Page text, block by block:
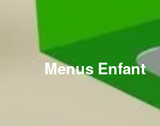
Menus Enfant